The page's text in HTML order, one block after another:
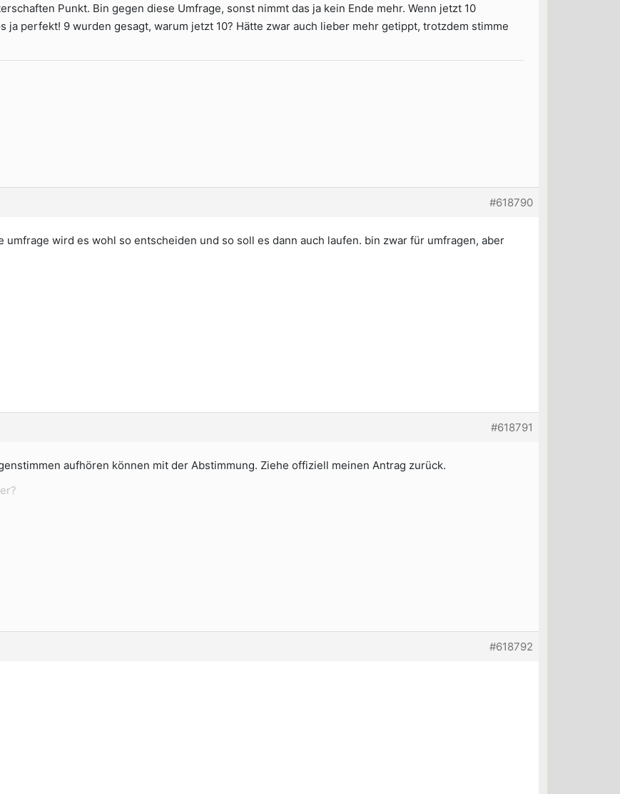
Punkt. Bin gegen diese Umfrage, sonst nimmt das ja kein Ende mehr. Wenn jetzt 10
ja perfekt! 9 wurden gesagt, warum jetzt 10? Hätte zwar auch lieber mehr getippt, trotzdem stimme
#618790
umfrage wird es wohl so entscheiden und so soll es dann auch laufen. bin zwar für umfragen, aber
#618791
aufhören können mit der Abstimmung. Ziehe offiziell meinen Antrag zurück.
#618792